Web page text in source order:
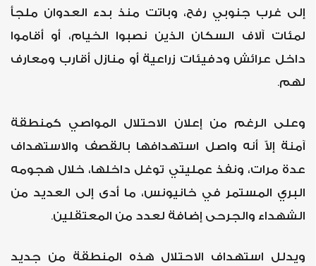
إلى غرب جنوبي رفح، وباتت منذ بدء العدوان ملجأ
لمئات آلاف السكان الذين نصبوا الخيام، أو أقاموا
داخل عرائش ودفيئات زراعية أو منازل أقارب ومعارف
لهم.
وعلى الرغم من إعلان الاحتلال المواصي كمنطقة
آمنة إلاّ أنه واصل استهدافها بالقصف والاستهداف
عدة مرات، ونفذ عمليتي توغل داخلها، خلال هجومه
البري المستمر في خانيونس، ما أدى إلى العديد من
الشهداء والجرحى إضافة لعدد من المعتقلين.
ويدلل استهداف الاحتلال هذه المنطقة من جديد